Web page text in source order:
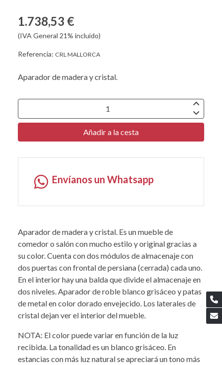
1.738,53 €
(IVA General 21% incluido)
Referencia: CRL MALLORCA
Aparador de madera y cristal.
Añadir a la cesta
Envíanos un Whatsapp
Aparador de madera y cristal. Es un mueble de
comedor o salón con mucho estilo y original gracias a
su color. Cuenta con dos módulos de almacenaje con
dos puertas con frontal de persiana (cerrada) cada uno.
En el interior hay una balda que divide el almacenaje en
dos niveles. Aparador de roble blanco grisáceo y patas
de metal en color dorado envejecido. Los laterales de
cristal dejan ver el interior del mueble.
NOTA: El color puede variar en función de la luz
recibida. La tonalidad es un blanco grisáceo. En
estancias con más luz natural se apreciará un tono más